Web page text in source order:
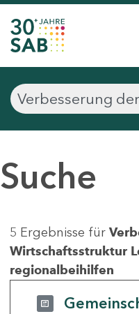
Suche
5 Ergebnisse für
Wirtschaftsstruktur
regionalbeihilfen